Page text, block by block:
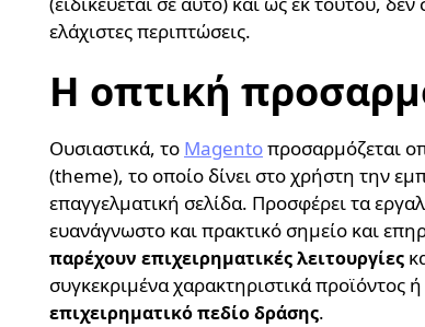
ελάχιστες περιπτώσεις.
Η οπτική
Ουσιαστικά, το Magentoπροσαρμόζεται
(theme), το οποίο δίνει στο χρήστη την
επαγγελματική σελίδα. Προσφέρει τα
ευανάγνωστο και πρακτικό σημείο και
παρέχουν επιχειρηματικές λειτουργίες
συγκεκριμένα χαρακτηριστικά προϊόντος
επιχειρηματικό πεδίο δράσης.